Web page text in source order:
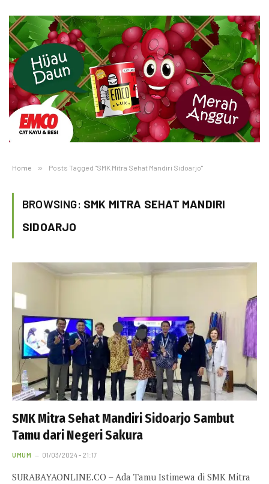
Home » Posts Tagged "SMK Mitra Sehat Mandiri Sidoarjo"
BROWSING: SMK MITRA SEHAT MANDIRI
SIDOARJO
SMK Mitra Sehat Mandiri Sidoarjo Sambut
Tamu dari Negeri Sakura
UMUM 01/03/2024 - 21:17
SURABAYAONLINE.CO – Ada Tamu Istimewa di SMK Mitra